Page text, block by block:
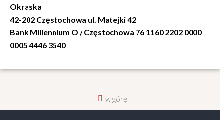
Okraska
42-202 Częstochowa ul. Matejki 42
Bank Millennium O / Częstochowa 76 1160 2202 0000
0005 4446 3540
w górę